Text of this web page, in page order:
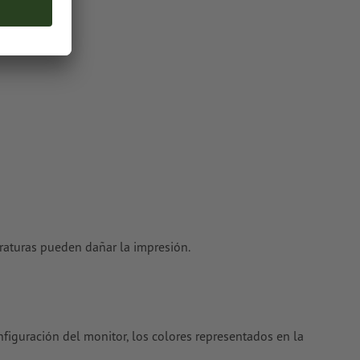
fuente
no
pueden dañar la impresión.
del monitor, los colores representados en la